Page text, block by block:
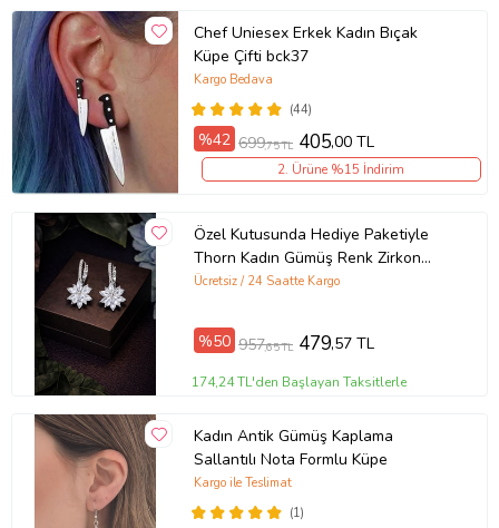
Chef Uniesex Erkek Kadın Bıçak
Küpe Çifti bck37
(44)
Kargo Bedava
%42 699,75 TL 405,00 TL
2. Ürüne %15 İndirim
Özel Kutusunda Hediye Paketiyle
Thorn Kadın Gümüş Renk Zirkon
Taşlı Abiye Düğün Nişan Söz Parti
Ücretsiz / 24 Saatte Kargo
%50 957,65 TL 479,57 TL
174,24 TL'den Başlayan Taksitlerle
Kadın Antik Gümüş Kaplama
Sallantılı Nota Formlu Küpe
(1)
Kargo ile Teslimat